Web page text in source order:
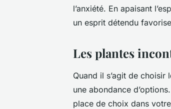
l’anxiété. En apaisant
un esprit détendu
Les plantes
Quand il s’agit de
une abondance
place de choix dans